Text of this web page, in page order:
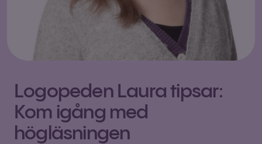
Logopeden Laura tipsar:
Kom igång med
högläsningen